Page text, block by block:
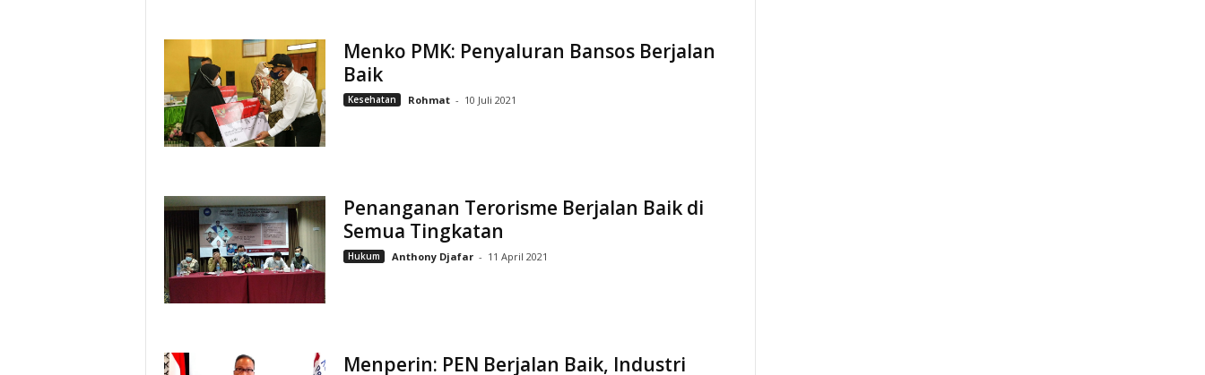
Menko PMK: Penyaluran Bansos Berjalan
Baik
Kesehatan Rohmat - 10 Juli 2021
Penanganan Terorisme Berjalan Baik di
Semua Tingkatan
Hukum Anthony Djafar - 11 April 2021
Menperin: PEN Berjalan Baik, Industri